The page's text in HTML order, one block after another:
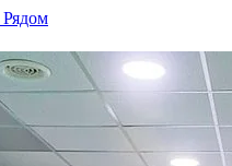
Рядом